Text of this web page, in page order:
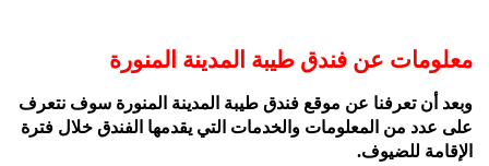
معلومات عن فندق طيبة المدينة المنورة
وبعد أن تعرفنا عن موقع فندق طيبة المدينة المنورة سوف نتعرف
على عدد من المعلومات والخدمات التي يقدمها الفندق خلال فترة
الإقامة للضيوف.